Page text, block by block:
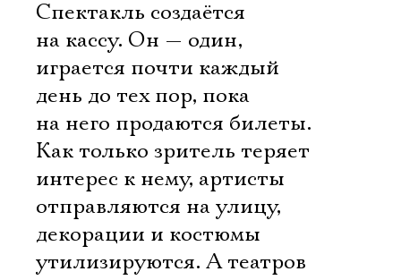
Спектакль создаётся
на кассу. Он — один,
играется почти каждый
день до тех пор, пока
на него продаются билеты.
Как только зритель теряет
интерес к нему, артисты
отправляются на улицу,
декорации и костюмы
утилизируются. А театров